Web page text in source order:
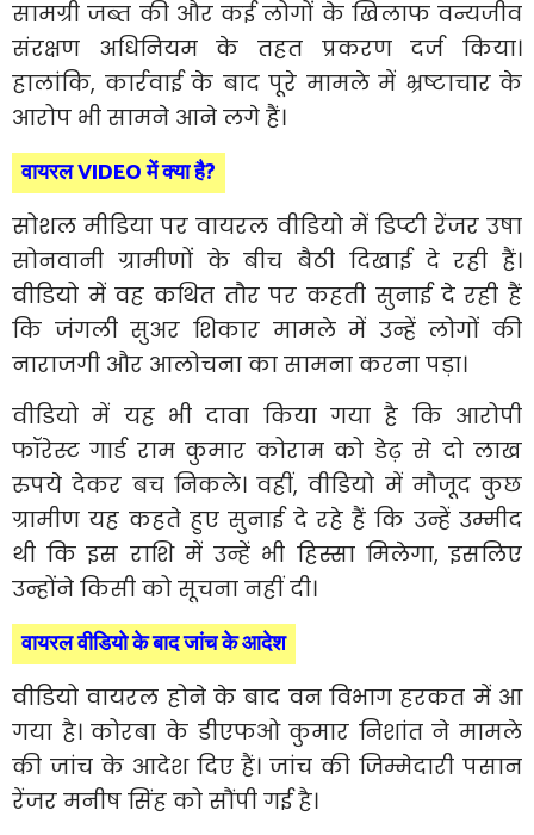
सामग्री जब्त की और कई लोगों के खिलाफ वन्यजीव
संरक्षण अधिनियम के तहत प्रकरण दर्ज किया।
हालांकि, कार्रवाई के बाद पूरे मामले में भ्रष्टाचार के
आरोप भी सामने आने लगे हैं।
वायरल VIDEO में क्या है?
सोशल मीडिया पर वायरल वीडियो में डिप्टी रेंजर उषा
सोनवानी ग्रामीणों के बीच बैठी दिखाई दे रही हैं।
वीडियो में वह कथित तौर पर कहती सुनाई दे रही हैं
कि जंगली सुअर शिकार मामले में उन्हें लोगों की
नाराजगी और आलोचना का सामना करना पड़ा।
वीडियो में यह भी दावा किया गया है कि आरोपी
फॉरेस्ट गार्ड राम कुमार कोराम को डेढ़ से दो लाख
रुपये देकर बच निकले। वहीं, वीडियो में मौजूद कुछ
ग्रामीण यह कहते हुए सुनाई दे रहे हैं कि उन्हें उम्मीद
थी कि इस राशि में उन्हें भी हिस्सा मिलेगा, इसलिए
उन्होंने किसी को सूचना नहीं दी।
वायरल वीडियो के बाद जांच के आदेश
वीडियो वायरल होने के बाद वन विभाग हरकत में आ
गया है। कोरबा के डीएफओ कुमार निशांत ने मामले
की जांच के आदेश दिए हैं। जांच की जिम्मेदारी पसान
रेंजर मनीष सिंह को सौंपी गई है।